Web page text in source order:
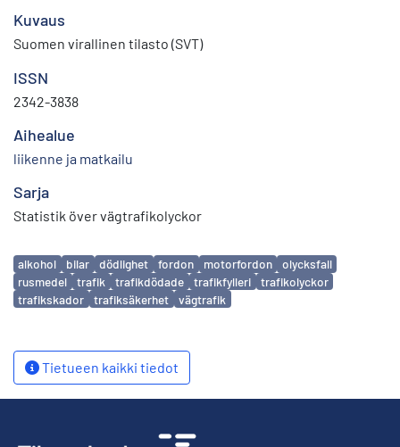
Kuvaus
Suomen virallinen tilasto (SVT)
ISSN
2342-3838
Aihealue
liikenne ja matkailu
Sarja
Statistik över vägtrafikolyckor
Avainsanat
alkohol bilar dödlighet fordon motorfordon
olycksfall
rusmedel
trafik trafikdödade trafikfylleri
trafikolyckor
trafikskador
trafiksäkerhet vägtrafik
Tietueen kaikki tiedot